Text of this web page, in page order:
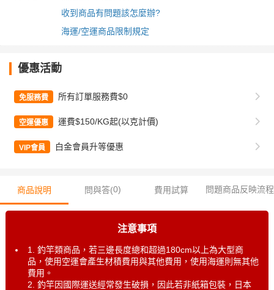
收到商品有問題該怎麼辦?
海運/空運商品限制規定
優惠活動
免服務費 所有訂單服務費$0
空運優惠 運費$150/KG起(以克計價)
VIP會員 白金會員升等優惠
商品說明 問與答(0) 費用試算 問題商品反映流程
注意事項
1. 釣竿類商品，若三邊長度總和超過180cm以上為大型商
品，使用空運會產生材積費用與其他費用，使用海運則無其他
費用。
2. 釣竿因國際運送經常發生破損，因此若非紙箱包裝，日本